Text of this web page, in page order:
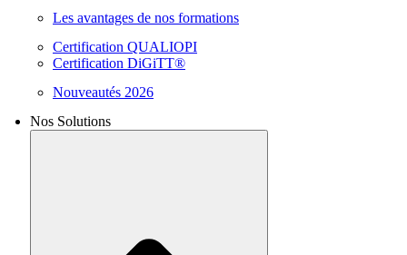
Les avantages de nos formations
Certification QUALIOPI
Certification DiGiTT®
Nouveautés 2026
Nos Solutions